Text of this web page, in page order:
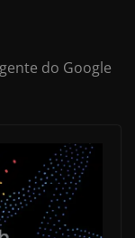
do Google